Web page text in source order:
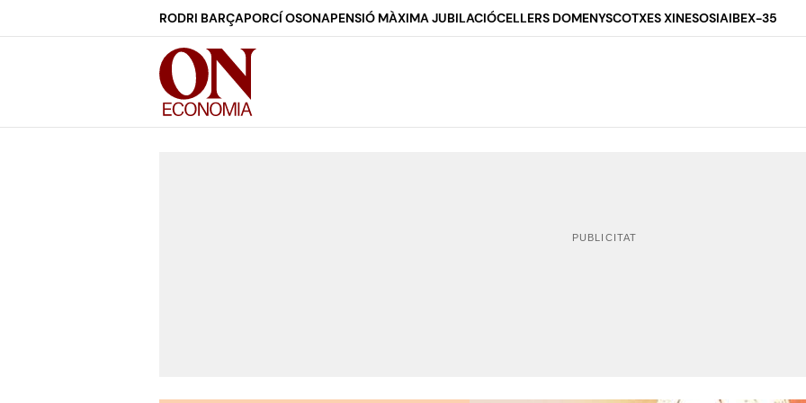
RODRI BARÇAPORCÍ OSONAPENSIÓ MÀXIMA JUBILACIÓCELLERS DOMENYSCOTXES XINESOSIAIBEX-35